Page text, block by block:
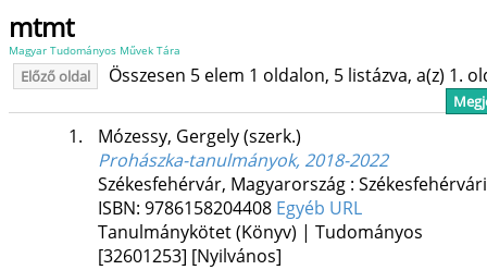
mtmt
Magyar Tudományos Művek Tára
Előző oldal Összesen 5 elem 1 oldalon, 5 listázva, a(z) 1.
1. Mózessy, Gergely(szerk.)
Prohászka-tanulmányok, 2018-2022
Székesfehérvár, Magyarország :
ISBN: 9786158204408 Egyéb URL
Tanulmánykötet (Könyv) | Tudományos
[32601253] [Nyilvános]